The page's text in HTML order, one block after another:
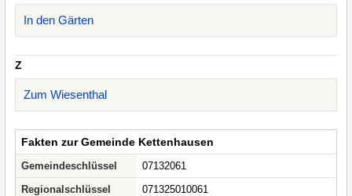
In den Gärten
Z
Zum Wiesenthal
Fakten zur Gemeinde Kettenhausen
Gemeindeschlüssel
07132061
Regionalschlüssel
071325010061